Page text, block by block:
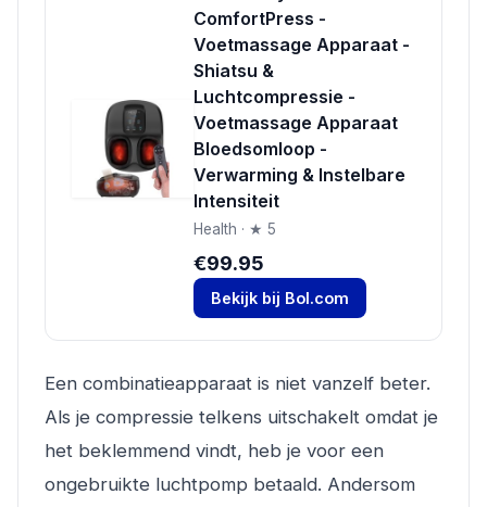
ComfortPress -
Voetmassage Apparaat -
Shiatsu &
Luchtcompressie -
Voetmassage Apparaat
Bloedsomloop -
Verwarming & Instelbare
Intensiteit
Health · ★ 5
€99.95
Bekijk bij Bol.com
Een combinatieapparaat is niet vanzelf beter.
Als je compressie telkens uitschakelt omdat je
het beklemmend vindt, heb je voor een
ongebruikte luchtpomp betaald. Andersom